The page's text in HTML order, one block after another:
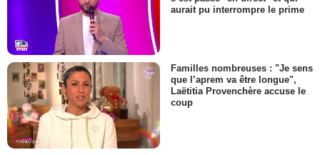
aurait pu interrompre le prime
Familles nombreuses : "Je sens
que l’aprem va être longue",
Laëtitia Provenchère accuse le
coup